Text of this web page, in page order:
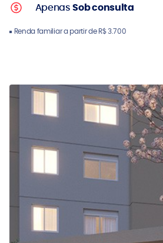
ApenasSob consulta
Renda familiar a partir de R$ 3.700